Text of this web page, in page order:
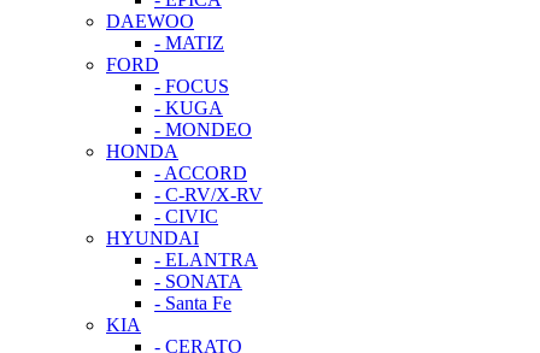
DAEWOO
- MATIZ
FORD
- FOCUS
- KUGA
- MONDEO
HONDA
- ACCORD
- C-RV/X-RV
- CIVIC
HYUNDAI
- ELANTRA
- SONATA
- Santa Fe
KIA
- CERATO